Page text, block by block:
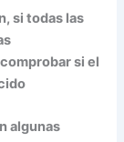
si todas las
si el
algunas